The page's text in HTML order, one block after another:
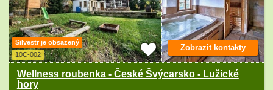
Silvestr je obsazený
10C-002
Wellness roubenka - České Švýcarsko - Lužické
hory
Zobrazit kontakty